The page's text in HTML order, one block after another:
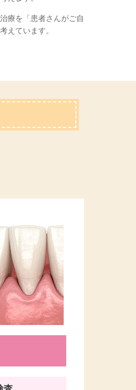
療を「患者さんがご自
えています。